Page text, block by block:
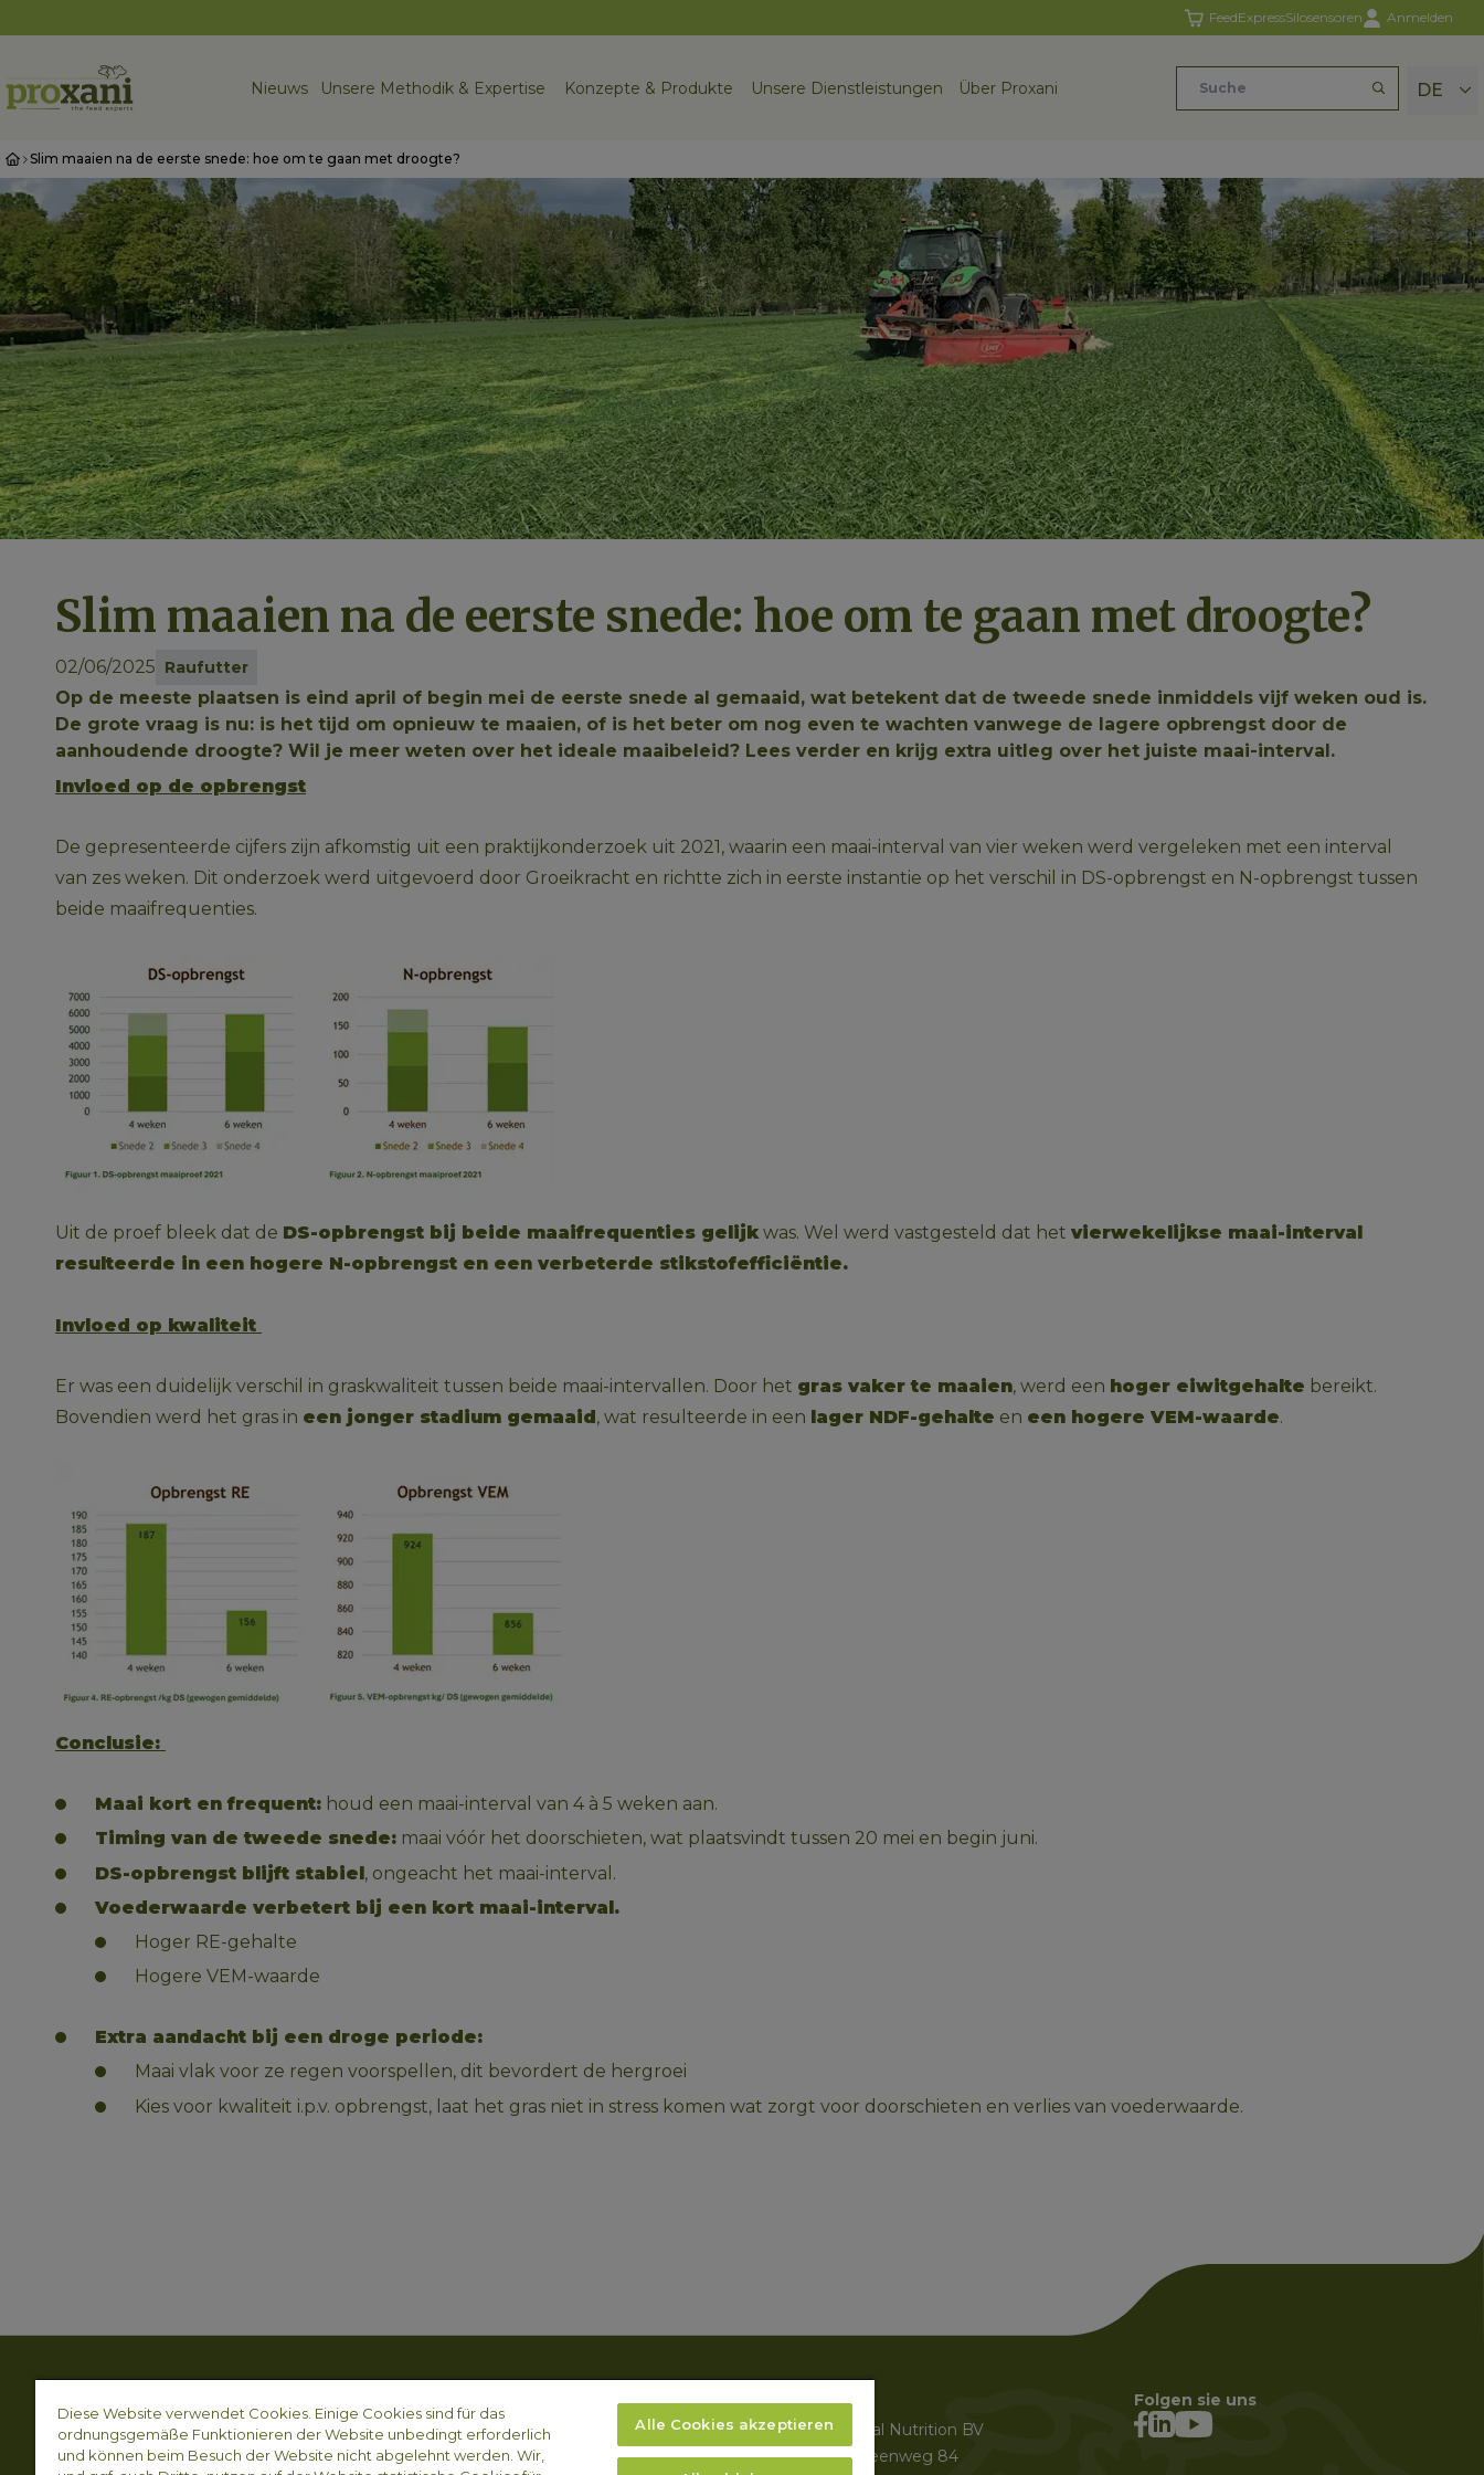
FeedExpressSilosensoren Anmelden
Nieuws Unsere Methodik & Expertise Konzepte & Produkte Unsere Dienstleistungen Über Proxani DE
Slim maaien na de eerste snede: hoe om te gaan met droogte?
Slim maaien na de eerste snede: hoe om te gaan met droogte?
02/06/2025 Raufutter
Op de meeste plaatsen is eind april of begin mei de eerste snede al gemaaid, wat betekent dat de tweede snede inmiddels vijf weken oud is.
De grote vraag is nu: is het tijd om opnieuw te maaien, of is het beter om nog even te wachten vanwege de lagere opbrengst door de
aanhoudende droogte? Wil je meer weten over het ideale maaibeleid? Lees verder en krijg extra uitleg over het juiste maai-interval.
Invloed op de opbrengst
De gepresenteerde cijfers zijn afkomstig uit een praktijkonderzoek uit 2021, waarin een maai-interval van vier weken werd vergeleken met een interval
van zes weken. Dit onderzoek werd uitgevoerd door Groeikracht en richtte zich in eerste instantie op het verschil in DS-opbrengst en N-opbrengst tussen
beide maaifrequenties.
Uit de proef bleek dat de DS-opbrengst bij beide maaifrequenties gelijk was. Wel werd vastgesteld dat het vierwekelijkse maai-interval
resulteerde in een hogere N-opbrengst en een verbeterde stikstofefficiëntie.
Invloed op kwaliteit
Er was een duidelijk verschil in graskwaliteit tussen beide maai-intervallen. Door het gras vaker te maaien, werd een hoger eiwitgehalte bereikt.
Bovendien werd het gras in een jonger stadium gemaaid, wat resulteerde in een lager NDF-gehalte en een hogere VEM-waarde.
Conclusie:
Maai kort en frequent: houd een maai-interval van 4 à 5 weken aan.
Timing van de tweede snede: maai vóór het doorschieten, wat plaatsvindt tussen 20 mei en begin juni.
DS-opbrengst blijft stabiel, ongeacht het maai-interval.
Voederwaarde verbetert bij een kort maai-interval.
Hoger RE-gehalte
Hogere VEM-waarde
Extra aandacht bij een droge periode:
Maai vlak voor ze regen voorspellen, dit bevordert de hergroei
Kies voor kwaliteit i.p.v. opbrengst, laat het gras niet in stress komen wat zorgt voor doorschieten en verlies van voederwaarde.
Rindvieh
Milchvieh
Schweine
Unsere 5 Säulen
Unsere Methodik & Expertise
Unsere Dienstleistungen
Impressum
Arvesta Animal Nutrition BV
Aarschotsesteenweg 84
Folgen sie uns
Diese Website verwendet Cookies. Einige Cookies sind für das
ordnungsgemäße Funktionieren der Website unbedingt erforderlich
und können beim Besuch der Website nicht abgelehnt werden. Wir,
Alle Cookies akzeptieren